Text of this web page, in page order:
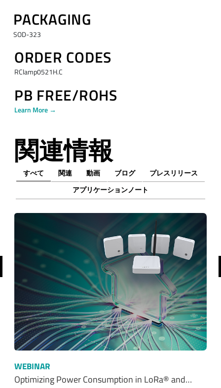
PACKAGING
SOD-323
ORDER CODES
RClamp0521H.C
PB FREE/ROHS
Learn More →
関連情報
すべて 関連 動画 ブログ
プレスリリース
アプリケーションノート
WEBINAR
Optimizing Power Consumption in LoRa® and…